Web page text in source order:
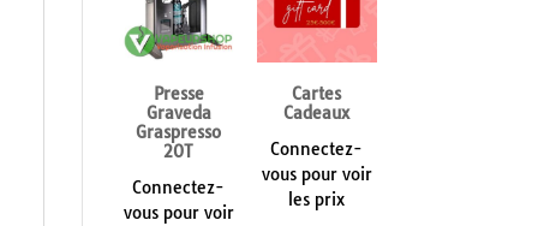
Presse
Graveda
Graspresso
20T
Connectez-
vous pour voir
Cartes
Cadeaux
Connectez-
vous pour voir
les prix